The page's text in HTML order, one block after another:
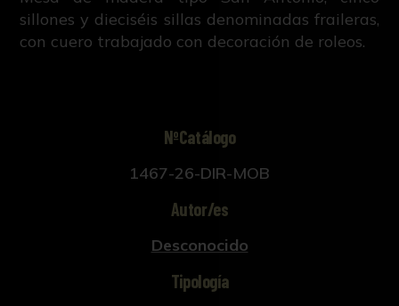
sillones y dieciséis sillas denominadas fraileras,
con cuero trabajado con decoración de roleos.
NºCatálogo
1467-26-DIR-MOB
Autor/es
Desconocido
Tipología